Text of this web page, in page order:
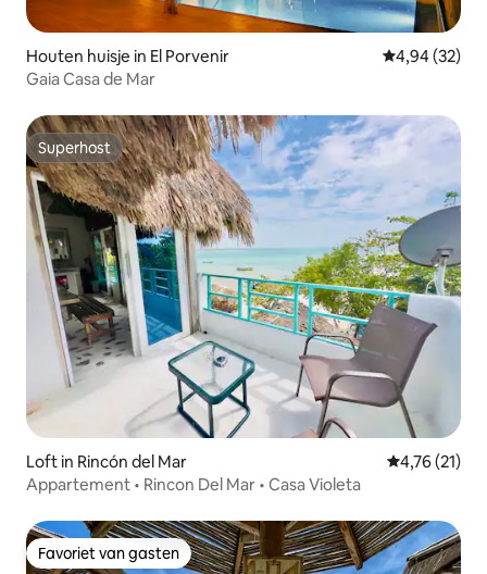
Houten huisje in El Porvenir Gemiddelde
4,94 (32)
Gaia Casa de Mar
Superhost
Superhost
Loft in Rincón del Mar Gemiddelde
4,76 (21)
Appartement • Rincon Del Mar • Casa Violeta
Favoriet van gasten
Favoriet van gasten